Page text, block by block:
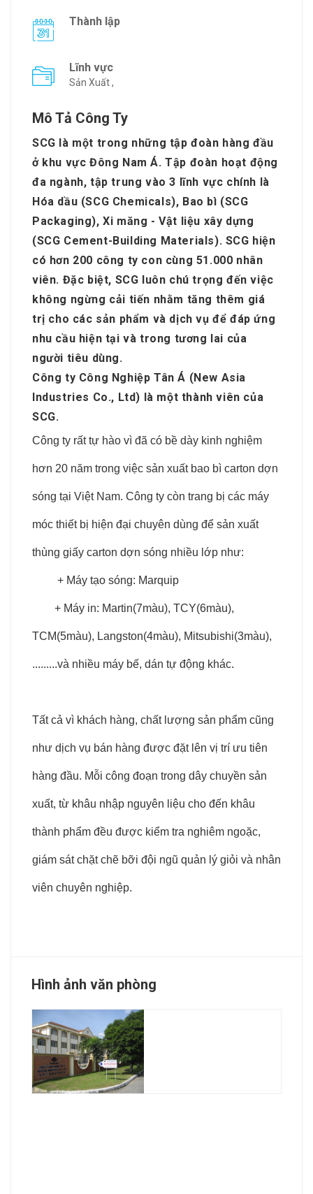
Thành lập
Lĩnh vực
Sản Xuất ,
Mô Tả Công Ty
SCG là một trong những tập đoàn hàng đầu
ở khu vực Đông Nam Á. Tập đoàn hoạt động
đa ngành, tập trung vào 3 lĩnh vực chính là
Hóa dầu (SCG Chemicals), Bao bì (SCG
Packaging), Xi măng - Vật liệu xây dựng
(SCG Cement-Building Materials). SCG hiện
có hơn 200 công ty con cùng 51.000 nhân
viên. Đặc biệt, SCG luôn chú trọng đến việc
không ngừng cải tiến nhằm tăng thêm giá
trị cho các sản phẩm và dịch vụ để đáp ứng
nhu cầu hiện tại và trong tương lai của
người tiêu dùng.
Công ty Công Nghiệp Tân Á (New Asia
Industries Co., Ltd) là một thành viên của
SCG.
Công ty rất tự hào vì đã có bề dày kinh nghiệm
hơn 20 năm trong việc sản xuất bao bì carton dợn
sóng tại Việt Nam. Công ty còn trang bị các máy
móc thiết bị hiện đại chuyên dùng để sản xuất
thùng giấy carton dợn sóng nhiều lớp như:
+ Máy tạo sóng: Marquip
+ Máy in: Martin(7màu), TCY(6màu),
TCM(5màu), Langston(4màu), Mitsubishi(3màu),
.........và nhiều máy bế, dán tự động khác.
Tất cả vì khách hàng, chất lượng sản phẩm cũng
như dịch vụ bán hàng được đặt lên vị trí ưu tiên
hàng đầu. Mỗi công đoạn trong dây chuyền sản
xuất, từ khâu nhập nguyên liệu cho đến khâu
thành phẩm đều được kiểm tra nghiêm ngoặc,
giám sát chặt chẽ bỡi đội ngũ quản lý giỏi và nhân
viên chuyên nghiệp.
Hình ảnh văn phòng